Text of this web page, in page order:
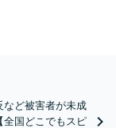
など被害者が未成
全国どこでもスピ